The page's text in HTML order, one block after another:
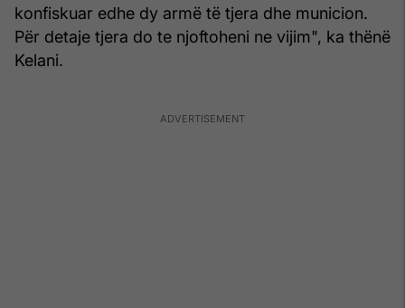
konfiskuar edhe dy armë të tjera dhe municion.
Për detaje tjera do te njoftoheni ne vijim", ka thënë
Kelani.